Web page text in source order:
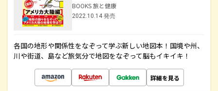
BOOKS 旅と健康
2022.10.14 発売
各国の地形や関係性をなぞって学ぶ新しい地図本！国境や州、
川や街道、島など旅気分で地図をなぞって脳もイキイキ！
詳細を見る